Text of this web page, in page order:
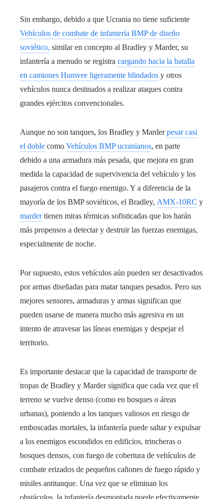
Sin embargo, debido a que Ucrania no tiene suficiente
Vehículos de combate de infantería BMP de diseño
soviético, similar en concepto al Bradley y Marder, su
infantería a menudo se registra cargando hacia la batalla
en camiones Humvee ligeramente blindados y otros
vehículos nunca destinados a realizar ataques contra
grandes ejércitos convencionales.
Aunque no son tanques, los Bradley y Marderpesar casi
el doble como Vehículos BMP ucranianos, en parte
debido a una armadura más pesada, que mejora en gran
medida la capacidad de supervivencia del vehículo y los
pasajeros contra el fuego enemigo. Y a diferencia de la
mayoría de los BMP soviéticos, el Bradley, AMX-10RC y
mardertienen miras térmicas sofisticadas que los harán
más propensos a detectar y destruir las fuerzas enemigas,
especialmente de noche.
Por supuesto, estos vehículos aún pueden ser desactivados
por armas diseñadas para matar tanques pesados. Pero sus
mejores sensores, armaduras y armas significan que
pueden usarse de manera mucho más agresiva en un
intento de atravesar las líneas enemigas y despejar el
territorio.
Es importante destacar que la capacidad de transporte de
tropas de Bradley y Marder significa que cada vez que el
terreno se vuelve denso (como en bosques o áreas
urbanas), poniendo a los tanques valiosos en riesgo de
emboscadas mortales, la infantería puede saltar y expulsar
a los enemigos escondidos en edificios, trincheras o
bosques densos, con fuego de cobertura de vehículos de
combate erizados de pequeños cañones de fuego rápido y
misiles antitanque. Una vez que se eliminan los
obstáculos, la infantería desmontada puede efectivamente